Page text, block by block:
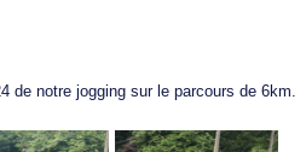
de notre jogging sur le parcours de 6km.